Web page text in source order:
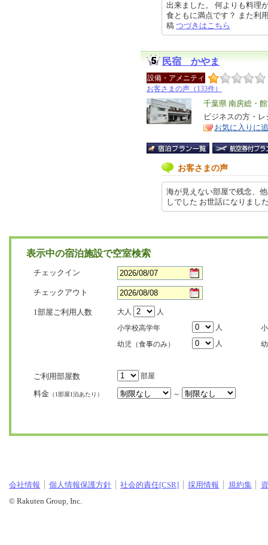
出来ました。 何よりも料理
食ともに満点です？ また利
稿 つづきはこちら
民宿 かやま
設備・アメニティ
お客さまの声（133件）
エ
リ
ア
千葉県 南房総・
特
徴
ビジネスの方・
お気に入りに
お客さまの声
海が見えない部屋で残念、
しでした お世話になりま
表示中の宿泊施設で空室検索
チェックイン
チェックアウト
1部屋ご利用人数 大人
人
小学校高学年
人
幼児（食事のみ）
人
ご利用部屋数 部屋
料金 （1部屋1泊あたり） ～
会社情報 個人情報保護方針 社会的責任[CSR] 採用情報 規約集
© Rakuten Group, Inc.